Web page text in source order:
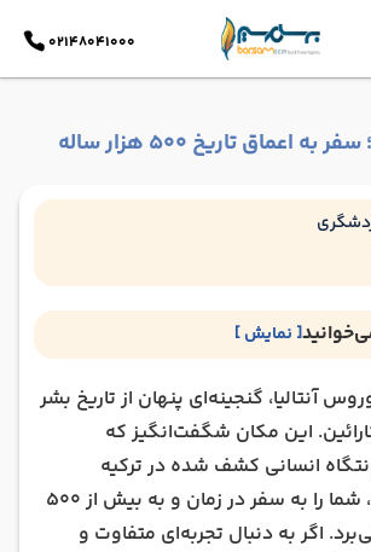
02148041000
اعماق تاریخ 500 هزار ساله
[ نمایش ]
باستان شناسی غار کارائین
غار کارائین
محلی پیرامون غار سیاه
دیدن کرد؟
آنتالیا، گنجینه‌ای پنهان از تاریخ بشر
این مکان شگفت‌انگیز که
انسانی کشف شده در ترکیه
محسوب می‌شود، شما را به سفر در زمان و به بیش از 500
اگر به دنبال تجربه‌ای متفاوت و